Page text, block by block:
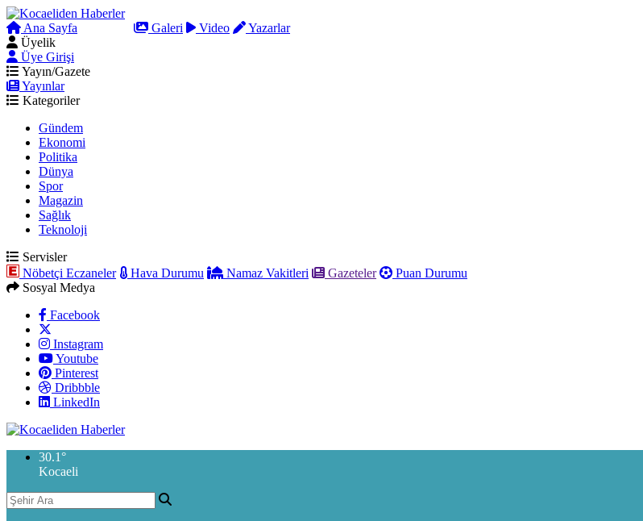
Ana Sayfa Galeri Video
Yazarlar
Üyelik
Üye Girişi
Yayın/Gazete
Yayınlar
Kategoriler
Gündem
Ekonomi
Politika
Dünya
Spor
Magazin
Sağlık
Teknoloji
Servisler
Nöbetçi Eczaneler
Hava Durumu Namaz Vakitleri Gazeteler
Puan Durumu
Sosyal Medya
Facebook
Instagram
Youtube
Pinterest
Dribbble
LinkedIn
30.1 °
Kocaeli